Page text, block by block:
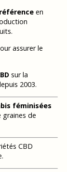
en
assurer le
sur la
2003.
féminisées
graines de
CBD